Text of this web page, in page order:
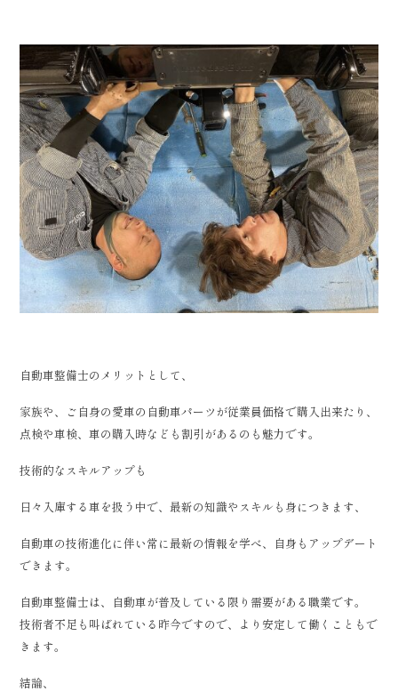
自動車整備士のメリットとして、
家族や、ご自身の愛車の自動車パーツが従業員価格で購入出来たり、
点検や車検、車の購入時なども割引があるのも魅力です。
技術的なスキルアップも
日々入庫する車を扱う中で、最新の知識やスキルも身につきます、
自動車の技術進化に伴い常に最新の情報を学べ、自身もアップデート
できます。
自動車整備士は、自動車が普及している限り需要がある職業です。
技術者不足も叫ばれている昨今ですので、より安定して働くこともで
きます。
結論、